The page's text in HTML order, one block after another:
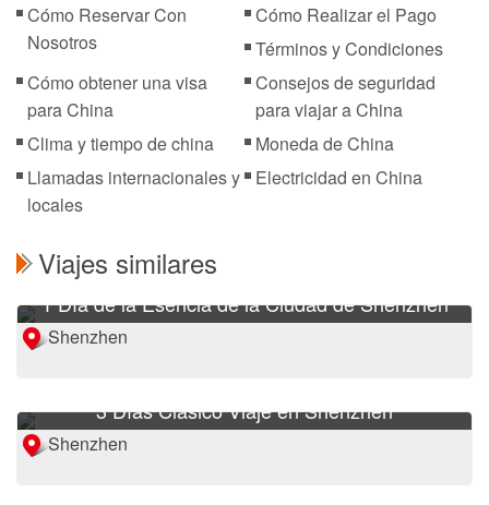
Cómo Reservar Con
Nosotros
Cómo Realizar el Pago
Términos y Condiciones
Cómo obtener una visa
para China
Consejos de seguridad
para viajar a China
Clima y tiempo de china
Moneda de China
Llamadas internacionales y
locales
Electricidad en China
Viajes similares
1 Día de la Esencia de la Ciudad de Shenzhen
Shenzhen
3 Días Clásico Viaje en Shenzhen
Shenzhen